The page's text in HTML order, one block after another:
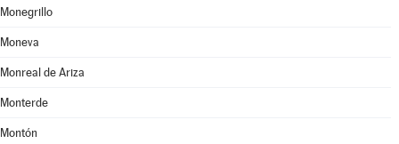
Monegrillo
Moneva
Monreal de Ariza
Monterde
Montón